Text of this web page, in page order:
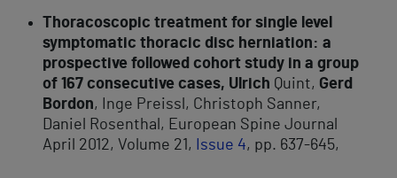
Thoracoscopic treatment for single level
symptomatic thoracic disc herniation: a
prospective followed cohort study in a group
of 167 consecutive cases, Ulrich Quint, Gerd
Bordon, Inge Preissl, Christoph Sanner,
Daniel Rosenthal, European Spine Journal
April 2012, Volume 21,
Issue 4, pp. 637-645,